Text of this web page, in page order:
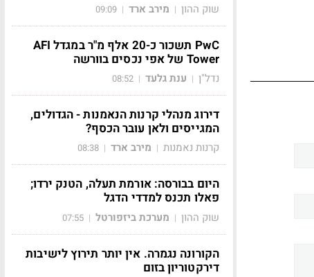
שוק ההון | מירב ארד |
09:09
PwC תשכור כ-20 אלף מ"ר במגדל AFI
Tower של אפי נכסים בוורשה
נדל"ן | ענת גלעד |
08:52
דירוג מנהלי קרנות הנאמנות - הגדולים,
המגייסים ולאן עובר הכסף?
קרנות נאמנות | מירב ארד |
08:38
היום בבורסה: אורמת תעלה, הטנק ירדו;
פאלו תכנס למדדי הדגל
שוק ההון | מערכת ביזפורטל |
07:55
הקורונה נגמרה. אין יותר תירוץ לישיבות
דירקטוריון בזום